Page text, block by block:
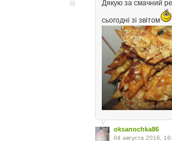
Дякую за смачний
сьогодні зі звітом
oksanochka86
04 августа 2016,